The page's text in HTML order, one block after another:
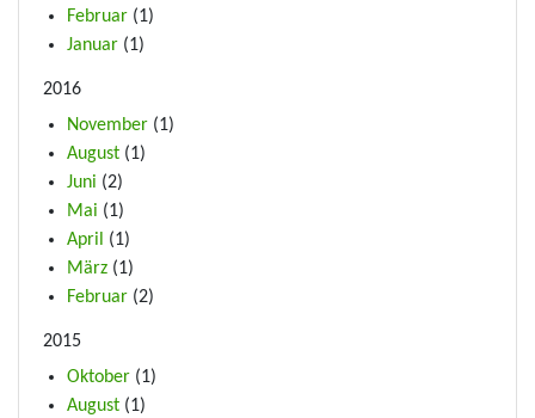
Februar (1)
Januar (1)
2016
November (1)
August (1)
Juni (2)
Mai (1)
April
(1)
März (1)
Februar (2)
2015
Oktober (1)
August (1)